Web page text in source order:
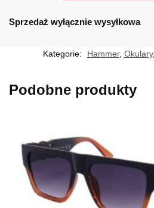
1
Sprzedaż wyłącznie wysyłkowa
Kategorie: Hammer, Okulary,
Podobne produkty